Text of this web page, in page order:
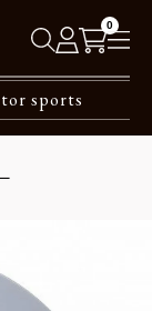
0
sports